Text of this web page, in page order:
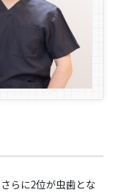
らに2位が虫歯とな